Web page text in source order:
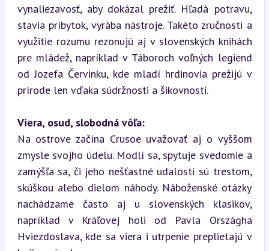
vynaliezavosť, aby dokázal prežiť. Hľadá potravu,
stavia príbytok, vyrába nástroje. Takéto zručnosti a
využitie rozumu rezonujú aj v slovenských knihách
pre mládež, napríklad v Táboroch voľných legiend
od Jozefa Červinku, kde mladí hrdinovia prežijú v
prírode len vďaka súdržnosti a šikovnosti.
Viera, osud, slobodná vôľa:
Na ostrove začína Crusoe uvažovať aj o vyššom
zmysle svojho údelu. Modlí sa, spytuje svedomie a
zamýšľa sa, či jeho nešťastné udalosti sú trestom,
skúškou alebo dielom náhody. Náboženské otázky
nachádzame často aj u slovenských klasikov,
napríklad v Kráľovej holi od Pavla Országha
Hviezdoslava, kde sa viera i utrpenie preplietajú v